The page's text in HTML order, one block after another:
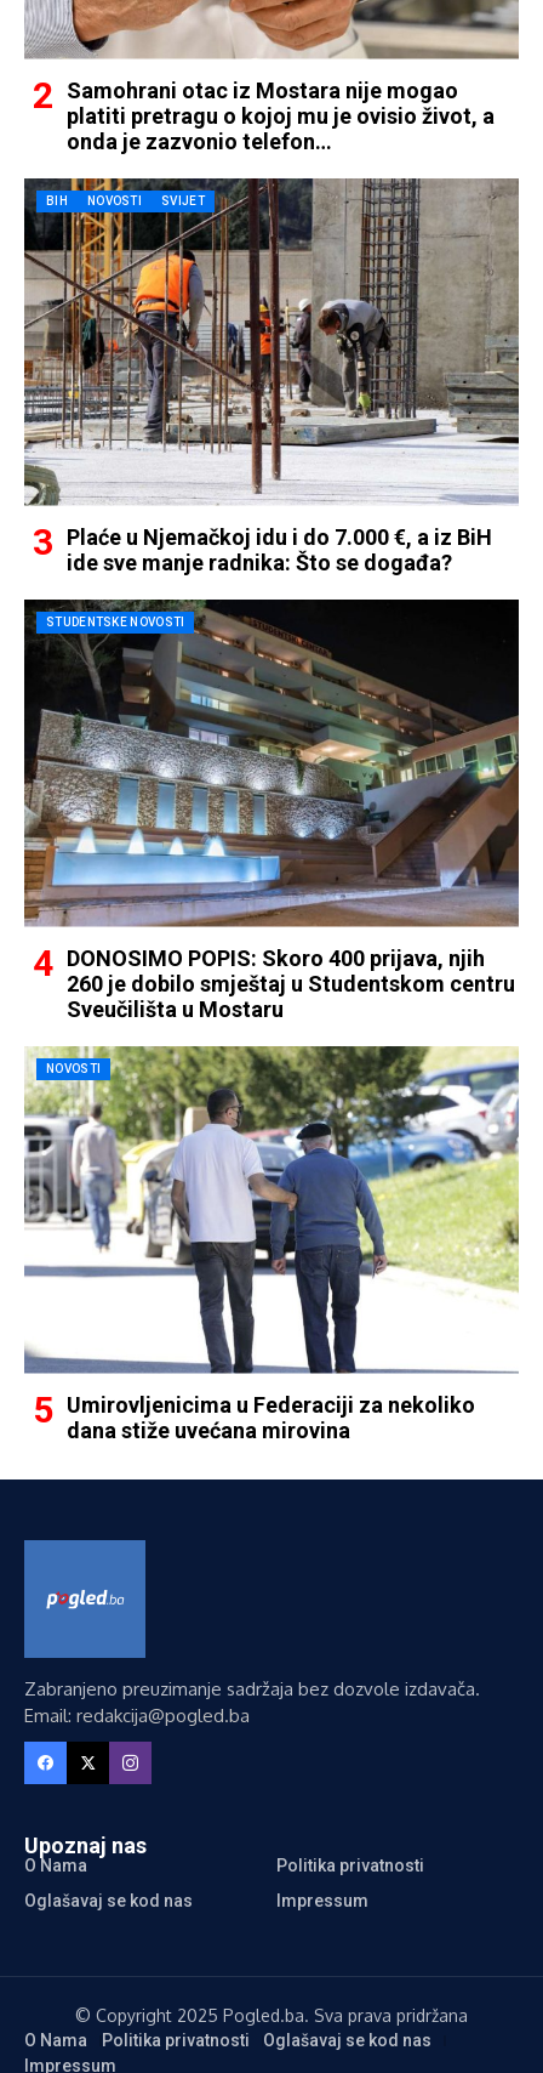
Samohrani otac iz Mostara nije mogao
platiti pretragu o kojoj mu je ovisio život, a
onda je zazvonio telefon…
BIH NOVOSTI SVIJET
Plaće u Njemačkoj idu i do 7.000 €, a iz BiH
ide sve manje radnika: Što se događa?
STUDENTSKE NOVOSTI
DONOSIMO POPIS: Skoro 400 prijava, njih
260 je dobilo smještaj u Studentskom centru
Sveučilišta u Mostaru
NOVOSTI
Umirovljenicima u Federaciji za nekoliko
dana stiže uvećana mirovina
Zabranjeno preuzimanje sadržaja bez dozvole izdavača.
Email: redakcija@pogled.ba
Upoznaj nas
O Nama
Politika privatnosti
Oglašavaj se kod nas
Impressum
© Copyright 2025 Pogled.ba. Sva prava pridržana
O Nama Politika privatnosti
Oglašavaj se kod nas
Impressum